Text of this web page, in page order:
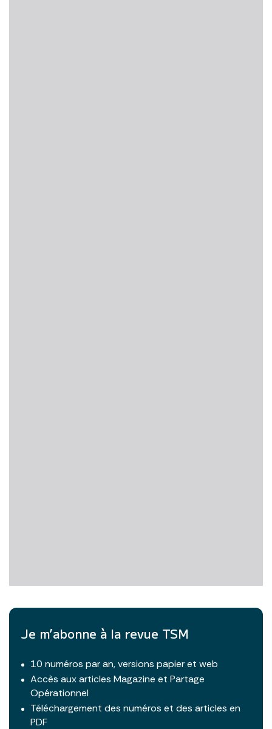
Je m’abonne à la revue TSM
10 numéros par an, versions papier et web
Accès aux articles Magazine et Partage
Opérationnel
Téléchargement des numéros et des articles en
PDF